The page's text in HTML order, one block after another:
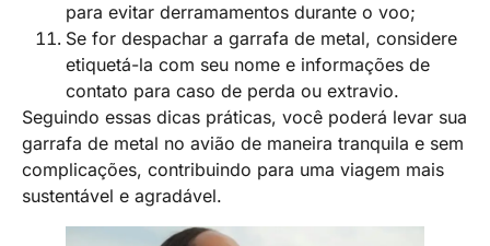
para evitar derramamentos durante o voo;
Se for despachar a garrafa de metal, considere
etiquetá-la com seu nome e informações de
contato para caso de perda ou extravio.
Seguindo essas dicas práticas, você poderá levar sua
garrafa de metal no avião de maneira tranquila e sem
complicações, contribuindo para uma viagem mais
sustentável e agradável.